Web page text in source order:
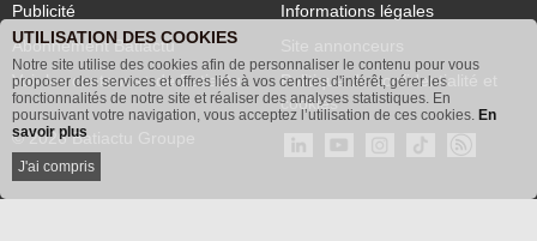
Publicité
Abonnement Batiactu
Voir les contenus+ de Batiactu
Informations légales
Politique de confidentialité et
cookies
© 2026 Batiactu Groupe
UTILISATION DES COOKIES
Notre site utilise des cookies afin de personnaliser le contenu pour vous
proposer des services et offres liés à vos centres d'intérêt, gérer les
fonctionnalités de notre site et réaliser des analyses statistiques. En
poursuivant votre navigation, vous acceptez l’utilisation de ces cookies. En
savoir plus
J'ai compris